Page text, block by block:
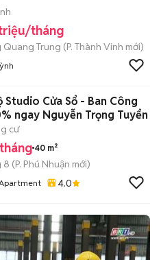
tháng
Quang Trung (P. Thành Vinh mới)
Studio Cửa Sổ - Ban Công
ngay Nguyễn Trọng Tuyển
cư
40 m²
8 (P. Phú Nhuận mới)
4.0